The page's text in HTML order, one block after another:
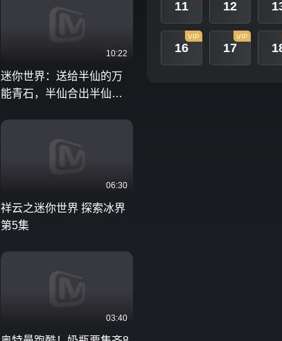
10:22
迷你世界：送给半仙的万
能青石，半仙合出半仙礼
06:30
祥云之迷你世界 探索冰界
第5集
03:40
11 12
16
VIP
17
VIP